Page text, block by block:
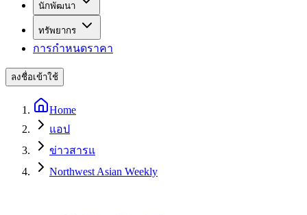
นักพัฒนา
ทรัพยากร
การกำหนดราคา
ลงชื่อเข้าใช้
Home
แอป
ข่าวสารแ
Northwest Asian Weekly